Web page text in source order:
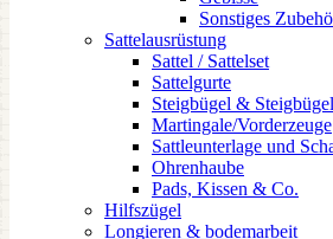
Sonstiges
Sattelausrüstung
Sattel / Sattelset
Sattelgurte
Steigbügel &
Martingale/Vorderzeuge
Sattleunterlage und
Ohrenhaube
Pads, Kissen & Co.
Hilfszügel
Longieren & bodemarbeit